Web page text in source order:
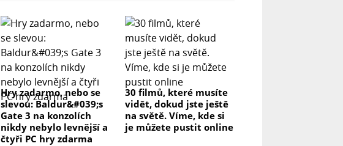
Hry zadarmo, nebo se
slevou: Baldur&#039;s
Gate 3 na konzolích
nikdy nebylo levnější a
čtyři PC hry zdarma
30 filmů, které musíte
vidět, dokud jste ještě
na světě. Víme, kde si
je můžete pustit online